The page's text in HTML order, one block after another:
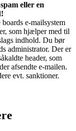
eller en
e-mailsystem
som hjælper med til
indhold. Du bør
administrator. Der er
header, som
afsendte e-mailen.
evt. sanktioner.